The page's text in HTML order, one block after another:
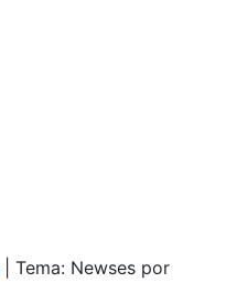
Tema: Newses por